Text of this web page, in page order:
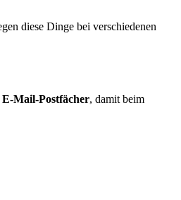
diese Dinge bei verschiedenen
E-Mail-Postfächer, damit beim